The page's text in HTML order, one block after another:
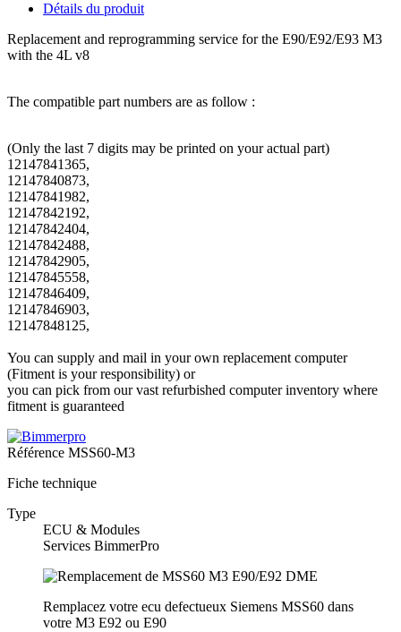
Détails du produit
Replacement and reprogramming service for the E90/E92/E93 M3
with the 4L v8
The compatible part numbers are as follow :
(Only the last 7 digits may be printed on your actual part)
12147841365,
12147840873,
12147841982,
12147842192,
12147842404,
12147842488,
12147842905,
12147845558,
12147846409,
12147846903,
12147848125,
You can supply and mail in your own replacement computer
(Fitment is your responsibility) or
you can pick from our vast refurbished computer inventory where
fitment is guaranteed
Référence MSS60-M3
Fiche technique
Type
ECU & Modules
Services BimmerPro
Remplacez votre ecu defectueux Siemens MSS60 dans
votre M3 E92 ou E90